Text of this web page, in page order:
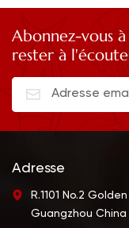
Abonnez-vous
rester à l'écoute
Adresse
R.1101 No.2
Guangzhou China